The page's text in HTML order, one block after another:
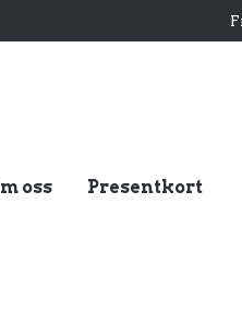
oss Presentkort